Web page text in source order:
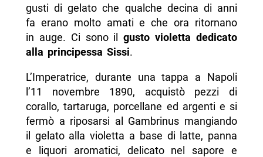
gusti di gelato che qualche decina di anni
fa erano molto amati e che ora ritornano
in auge. Ci sono ilgusto violetta dedicato
alla principessa Sissi.
L’Imperatrice, durante una tappa a Napoli
l’11 novembre 1890, acquistò pezzi di
corallo, tartaruga, porcellane ed argenti e si
fermò a riposarsi al Gambrinus mangiando
il gelato alla violetta a base di latte, panna
e liquori aromatici, delicato nel sapore e